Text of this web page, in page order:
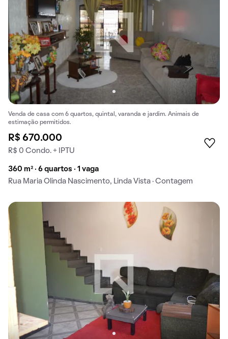
Venda de casa com 6 quartos, quintal, varanda e jardim. Animais de
estimação permitidos.
R$ 670.000
R$ 0 Condo. + IPTU
360 m² · 6 quartos · 1 vaga
Rua Maria Olinda Nascimento, Linda Vista · Contagem